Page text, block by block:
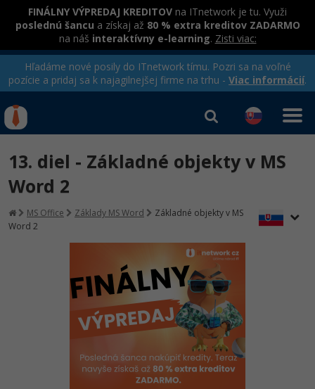
FINÁLNY VÝPREDAJ KREDITOV na ITnetwork je tu. Využi
poslednú šancu a získaj až 80 % extra kreditov ZADARMO
na náš interaktívny e-learning. Zisti viac:
Hľadáme nové posily do ITnetwork tímu. Pozri sa na voľné
pozície a pridaj sa k najagilnejšej firme na trhu - Viac informácií.
hradené úradom práce
Kurzy programovania
C# .NET -80%
Python -80%
JavaScript -80%
Kurzy e-commerce
Testovanie softvéru
Marketing -30%
WordPress
SEO -30%
Prihlásiť sa | Registrovať
13. diel - Základné objekty v MS
Word 2
MS Office Základy MS Word
Základné objekty v MS
Word 2